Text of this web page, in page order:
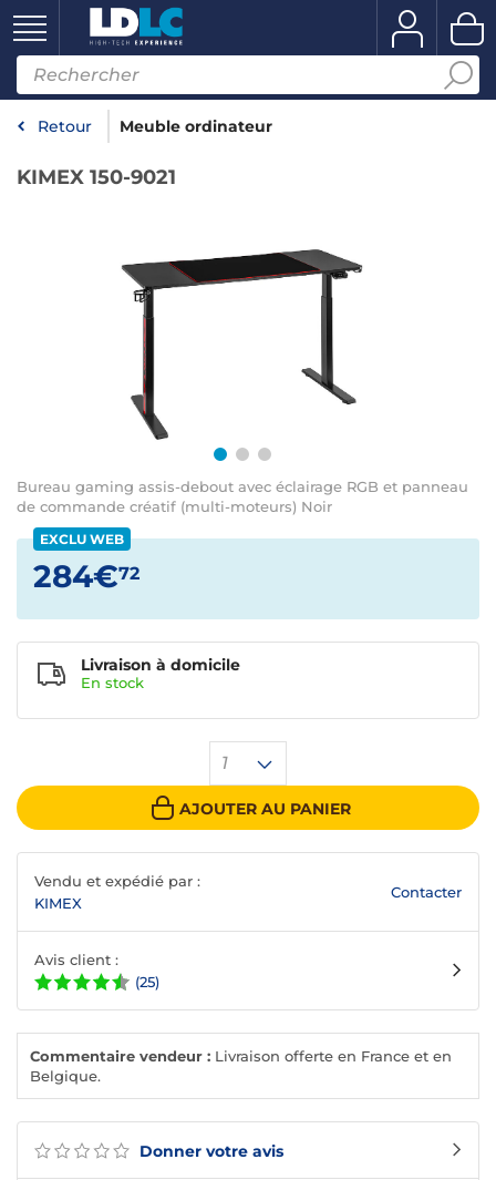
Retour Meuble ordinateur
KIMEX 150-9021
Bureau gaming assis-debout avec éclairage RGB et panneau
de commande créatif (multi-moteurs) Noir
Donner votre avis
EXCLU WEB
284€72
1
AJOUTER AU PANIER
Livraison à domicile
En stock
Vendu et expédié par :
KIMEX
Contacter
Avis client :
(25)
Commentaire vendeur : Livraison offerte en France et en
Belgique.